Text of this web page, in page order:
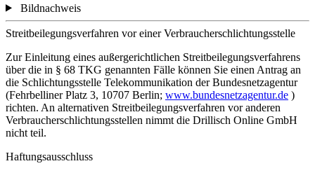
Bildnachweis
Streitbeilegungsverfahren vor einer Verbraucherschlichtungsstelle
Zur Einleitung eines außergerichtlichen Streitbeilegungsverfahrens
über die in § 68 TKG genannten Fälle können Sie einen Antrag an
die Schlichtungsstelle Telekommunikation der Bundesnetzagentur
(Fehrbelliner Platz 3, 10707 Berlin; www.bundesnetzagentur.de )
richten. An alternativen Streitbeilegungsverfahren vor anderen
Verbraucherschlichtungsstellen nimmt die Drillisch Online GmbH
nicht teil.
Haftungsausschluss